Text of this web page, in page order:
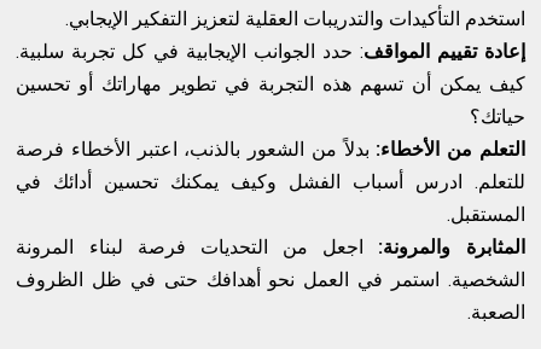
استخدم التأكيدات والتدريبات العقلية لتعزيز التفكير الإيجابي.
إعادة تقييم المواقف: حدد الجوانب الإيجابية في كل تجربة سلبية.
كيف يمكن أن تسهم هذه التجربة في تطوير مهاراتك أو تحسين
حياتك؟
التعلم من الأخطاء: بدلاً من الشعور بالذنب، اعتبر الأخطاء فرصة
للتعلم. ادرس أسباب الفشل وكيف يمكنك تحسين أدائك في
المستقبل.
المثابرة والمرونة: اجعل من التحديات فرصة لبناء المرونة
الشخصية. استمر في العمل نحو أهدافك حتى في ظل الظروف
الصعبة.